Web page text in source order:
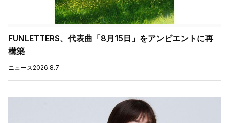
FUNLETTERS、代表曲「8月15日」をアンビエントに再
構築
ニュース2026.8.7